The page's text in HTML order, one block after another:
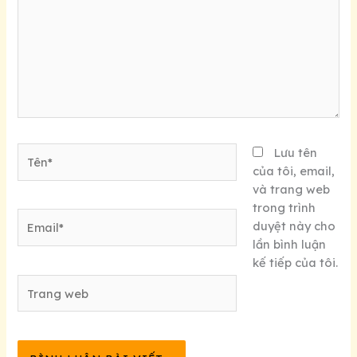
web
Lưu tên
của tôi, email,
và trang web
trong trình
duyệt này cho
lần bình luận
kế tiếp của tôi.